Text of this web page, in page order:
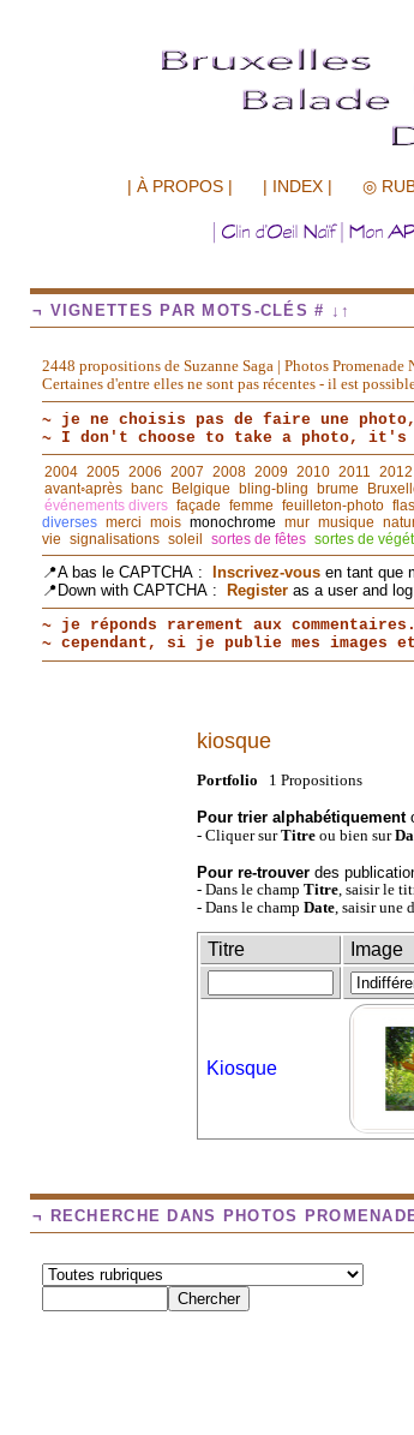
| À PROPOS | | INDEX | ◎
¬ VIGNETTES PAR MOTS-CLÉS # ↓↑
2448 propositions de Suzanne Saga | Photos Promenade
Certaines d'entre elles ne sont pas récentes - il est
~ je ne choisis pas de faire une
~ I don't choose to take a photo, it's
2004 2005 2006 2007 2008 2009 2010 2011 2012
avant◦après banc Belgique bling-bling brume
événements divers façade femme feuilleton-photo
diverses merci mois monochrome mur musique
vie signalisations soleil sortes de fêtes sortes de
📍A bas le CAPTCHA : Inscrivez-vous en tant que
📍Down with CAPTCHA :
Register as a user and
~ je réponds rarement aux
~ cependant, si je publie mes
kiosque
Portfolio 1 Propositions
Pour trier alphabétiquement
- Cliquer surTitre ou bien sur
Pour re-trouver des
- Dans le champ Titre , saisir le
- Dans le champ Date , saisir une
Titre Image
Kiosque
¬ RECHERCHE DANS PHOTOS